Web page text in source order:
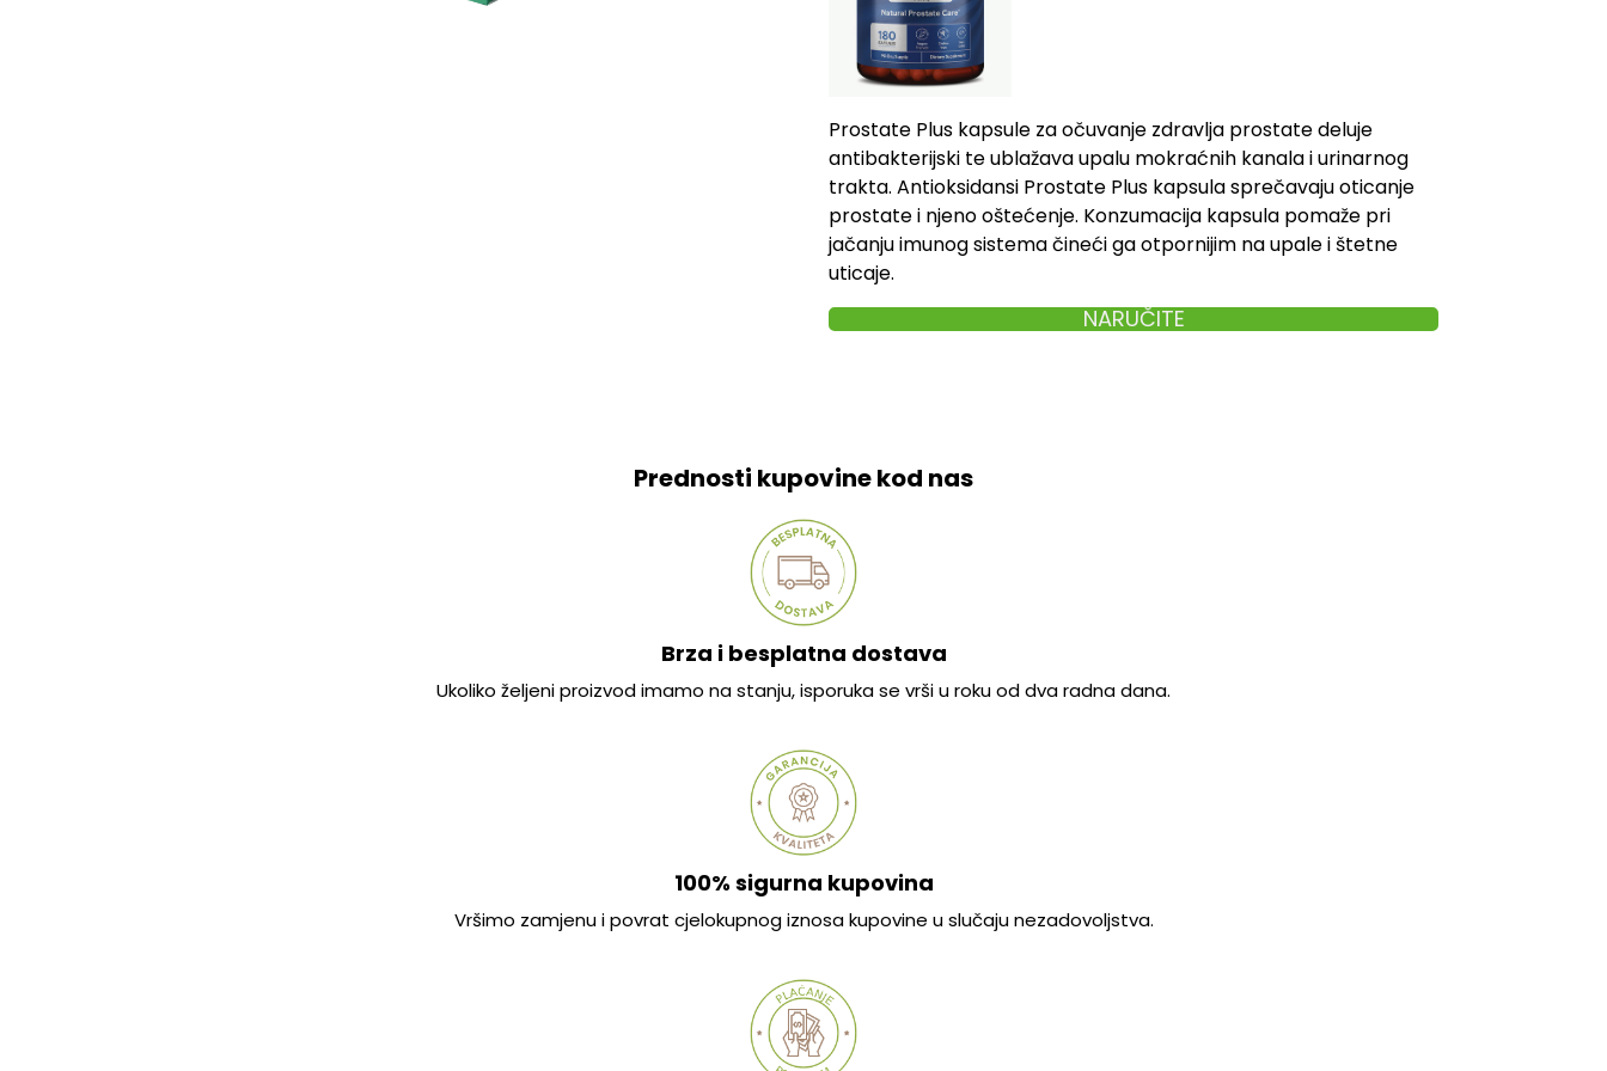
Prostate Plus kapsule za očuvanje zdravlja prostate deluje
antibakterijski te ublažava upalu mokraćnih kanala i urinarnog
trakta. Antioksidansi Prostate Plus kapsula sprečavaju oticanje
prostate i njeno oštećenje. Konzumacija kapsula pomaže pri
jačanju imunog sistema čineći ga otpornijim na upale i štetne
uticaje.
NARUČITE
Prednosti kupovine kod nas
Brza i besplatna dostava
Ukoliko željeni proizvod imamo na stanju, isporuka se vrši u roku od dva radna dana.
100% sigurna kupovina
Vršimo zamjenu i povrat cjelokupnog iznosa kupovine u slučaju nezadovoljstva.